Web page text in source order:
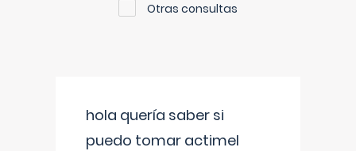
Otras consultas
hola quería saber si
puedo tomar actimel